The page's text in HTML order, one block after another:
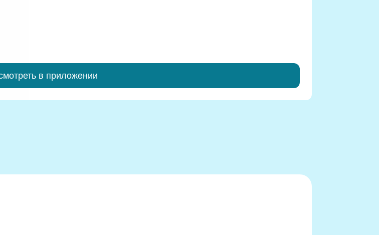
Посмотреть в приложении